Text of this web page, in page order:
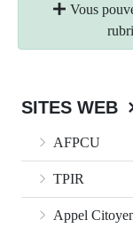
Vous
SITES WEB
AFPCU
TPIR
Appel